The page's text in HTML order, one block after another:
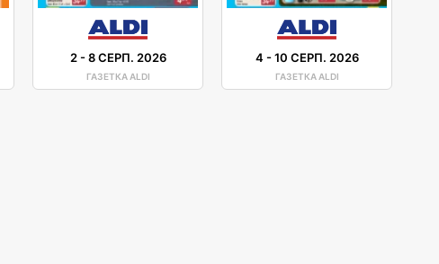
2-8 СЕРП. 2026
ГАЗЕТКА ALDI
4 -10 СЕРП. 2026
ГАЗЕТКА ALDI